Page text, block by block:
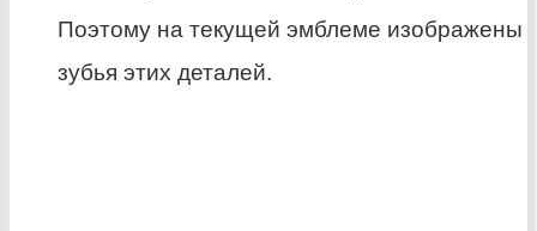
Поэтому на текущей эмблеме изображены
зубья этих деталей.